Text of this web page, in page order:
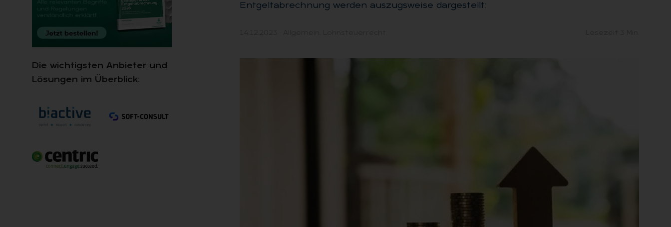
Die wichtigsten Anbieter und
Lösungen im Überblick:
Entgeltabrechnung werden auszugsweise dargestellt: